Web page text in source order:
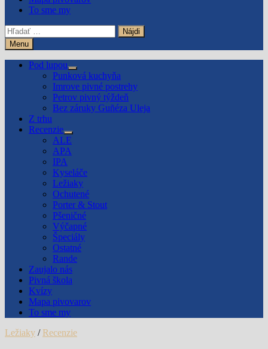
To sme my
Hľadať:
Menu
Pod lupou
Show
sub
menu
Punková kuchyňa
Imrove pivné postrehy
Petrov pivný týždeň
Bez záruky Guñéza Uleja
Z trhu
Recenzie
Show
sub
menu
ALE
APA
IPA
Kyseláče
Ležiaky
Ochutené
Porter & Stout
Pšeničné
Výčapné
Špeciály
Ostatné
Rande
Zaujalo nás
Pivná škola
Kvízy
Mapa pivovarov
To sme my
Ležiaky / Recenzie